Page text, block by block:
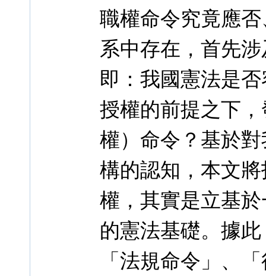
職權命令究竟應
系中存在，首先
即：我國憲法是
授權的前提之下
權）命令？基於
構的認知，本文
權，其實是立基
的憲法基礎。據
「法規命令」、